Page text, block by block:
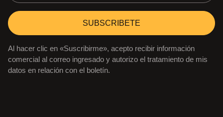
SUBSCRIBETE
Al hacer clic en «Suscribirme», acepto recibir información
comercial al correo ingresado y autorizo el tratamiento de mis
datos en relación con el boletín.